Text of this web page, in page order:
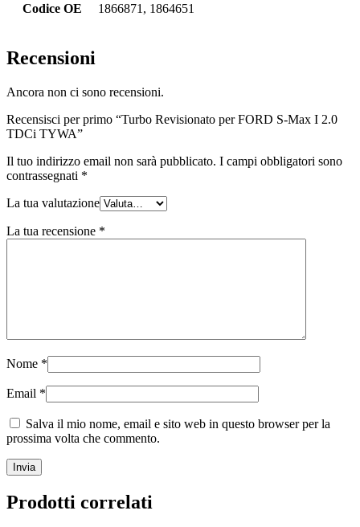
Codice OE 1866871, 1864651
Recensioni
Ancora non ci sono recensioni.
Recensisci per primo “Turbo Revisionato per FORD S-Max I 2.0
TDCi TYWA”
Il tuo indirizzo email non sarà pubblicato. I campi obbligatori sono
contrassegnati *
La tua valutazione
La tua recensione *
Nome *
Email *
Salva il mio nome, email e sito web in questo browser per la
prossima volta che commento.
Prodotti correlati